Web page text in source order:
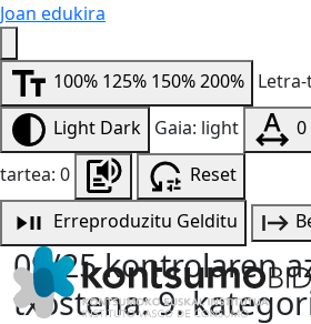
Joan edukira
100% 125% 150%200%
Light Dark Gaia: light 0
tartea: 0
Reset
Erreproduzitu Gelditu
09/25 kontrolaren
txostena: 9.